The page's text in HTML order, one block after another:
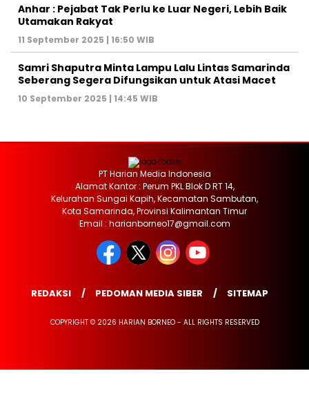
Anhar : Pejabat Tak Perlu ke Luar Negeri, Lebih Baik
Utamakan Rakyat
11 September 2025 | 16:50 WIB
Samri Shaputra Minta Lampu Lalu Lintas Samarinda
Seberang Segera Difungsikan untuk Atasi Macet
10 September 2025 | 14:45 WIB
PT Harian Media Indonesia
Alamat Kantor : Perum PKL Blok D RT 14,
Kelurahan Sungai Kapih, Kecamatan Sambutan,
Kota Samarinda, Provinsi Kalimantan Timur
Email : harianborneo17@gmail.com
REDAKSI PEDOMAN MEDIA SIBER SITEMAP
COPYRIGHT © 2026 HARIAN BORNEO - ALL RIGHTS RESERVED